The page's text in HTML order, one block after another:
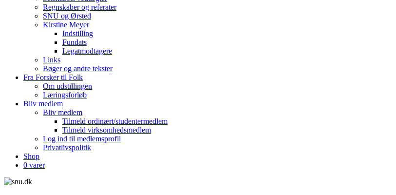
Regnskaber og referater
SNU og Ørsted
Kirstine Meyer
Indstilling
Fundats
Legatmodtagere
Links
Bøger og andre tekster
Fra Forsker til Folk
Om udstillingen
Læringsforløb
Bliv medlem
Bliv medlem
Tilmeld ordinært/studentermedlem
Tilmeld virksomhedsmedlem
Log ind til medlemsprofil
Privatlivspolitik
Shop
0 varer